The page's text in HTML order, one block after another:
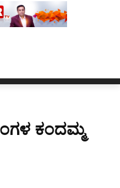
ಕಂದಮ್ಮ